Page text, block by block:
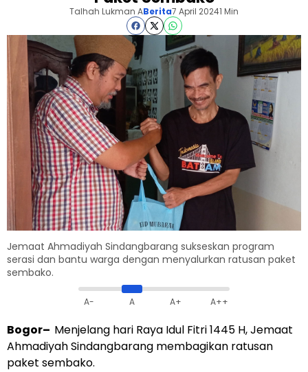
Talhah Lukman ABerita7 April 20241 Min
Jemaat Ahmadiyah Sindangbarang sukseskan program
serasi dan bantu warga dengan menyalurkan ratusan paket
sembako.
A- A A+ A++
Bogor– Menjelang hari Raya Idul Fitri 1445 H, Jemaat
Ahmadiyah Sindangbarang membagikan ratusan
paket sembako.